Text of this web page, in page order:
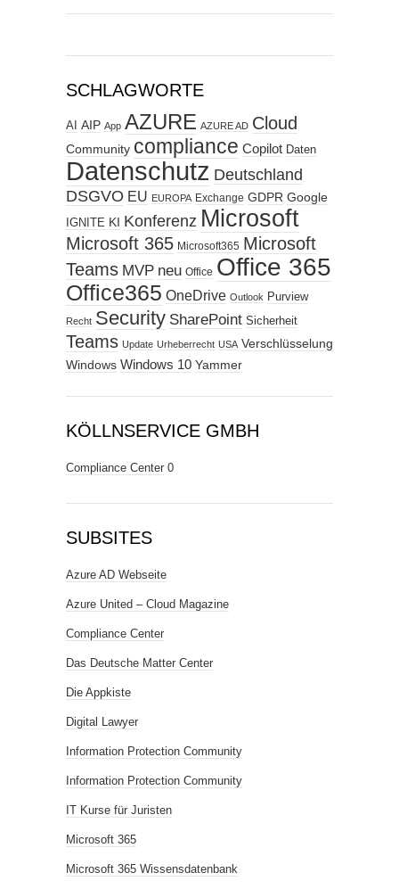
SCHLAGWORTE
AI AIP App AZURE AZURE AD Cloud
Community compliance Copilot Daten
Datenschutz Deutschland
DSGVO EU EUROPA Exchange GDPR Google
IGNITE KI Konferenz Microsoft
Microsoft 365 Microsoft365 Microsoft
Teams MVP neu Office Office 365
Office365 OneDrive Outlook Purview
Recht Security SharePoint Sicherheit
Teams Update Urheberrecht USA Verschlüsselung
Windows Windows 10 Yammer
KÖLLNSERVICE GMBH
Compliance Center 0
SUBSITES
Azure AD Webseite
Azure United – Cloud Magazine
Compliance Center
Das Deutsche Matter Center
Die Appkiste
Digital Lawyer
Information Protection Community
Information Protection Community
IT Kurse für Juristen
Microsoft 365
Microsoft 365 Wissensdatenbank